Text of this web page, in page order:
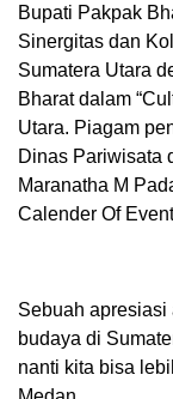
Bupati Pakpak
Sinergitas dan
Sumatera Utara
Bharat dalam
Utara. Piagam
Dinas Pariwisata
Maranatha M
Calender Of
Sebuah apresiasi
budaya di
nanti kita bisa